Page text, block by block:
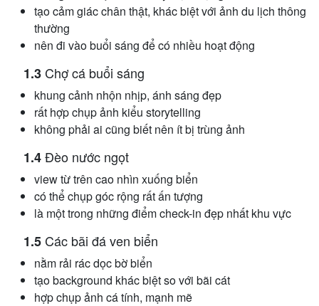
tạo cảm giác chân thật, khác biệt với ảnh du lịch thông
thường
nên đi vào buổi sáng để có nhiều hoạt động
Chợ cá buổi sáng
khung cảnh nhộn nhịp, ánh sáng đẹp
rất hợp chụp ảnh kiểu storytelling
không phải ai cũng biết nên ít bị trùng ảnh
Đèo nước ngọt
view từ trên cao nhìn xuống biển
có thể chụp góc rộng rất ấn tượng
là một trong những điểm check-in đẹp nhất khu vực
Các bãi đá ven biển
nằm rải rác dọc bờ biển
tạo background khác biệt so với bãi cát
hợp chụp ảnh cá tính, mạnh mẽ